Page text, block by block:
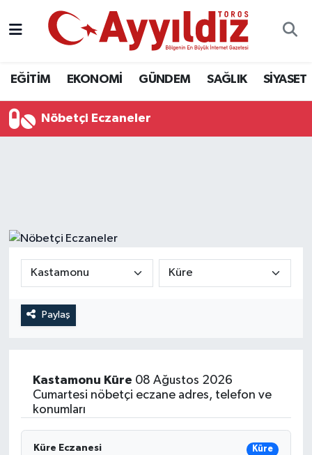
EĞİTİM EKONOMİ GÜNDEM SAĞLIK SİYASET
Nöbetçi Eczaneler
Paylaş
Kastamonu Küre 08 Ağustos 2026
Cumartesi nöbetçi eczane adres, telefon ve
konumları
Küre Eczanesi Küre